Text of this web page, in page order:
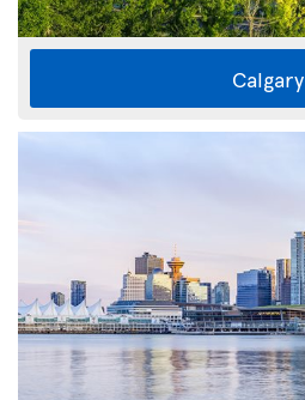
Calgary